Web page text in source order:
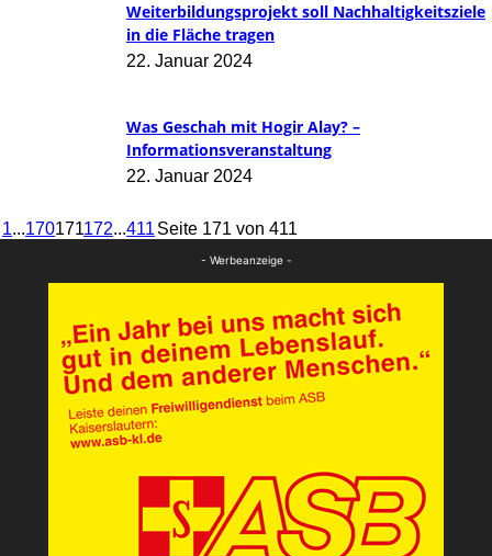
Weiterbildungsprojekt soll Nachhaltigkeitsziele
in die Fläche tragen
22. Januar 2024
Was Geschah mit Hogir Alay? –
Informationsveranstaltung
22. Januar 2024
1...170171172...411 Seite 171 von 411
- Werbeanzeige -